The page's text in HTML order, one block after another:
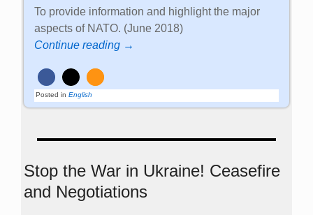
To provide information and highlight the major
aspects of NATO. (June 2018)
Continue reading →
Posted in English
Stop the War in Ukraine! Ceasefire
and Negotiations